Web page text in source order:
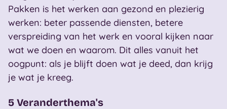
Pakken is het werken aan gezond en plezierig
werken: beter passende diensten, betere
verspreiding van het werk en vooral kijken naar
wat we doen en waarom. Dit alles vanuit het
oogpunt: als je blijft doen wat je deed, dan krijg
je wat je kreeg.
5 Veranderthema's